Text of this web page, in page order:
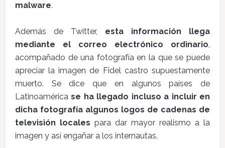
malware.
Además de Twitter, esta información llega
mediante el correo electrónico ordinario,
acompañado de una fotografía en la que se puede
apreciar la imagen de Fidel castro supuestamente
muerto. Se dice que en algunos países de
Latinoaméricase ha llegado incluso a incluir en
dicha fotografía algunos logos de cadenas de
televisión locales para dar mayor realismo a la
imagen y así engañar a los internautas.